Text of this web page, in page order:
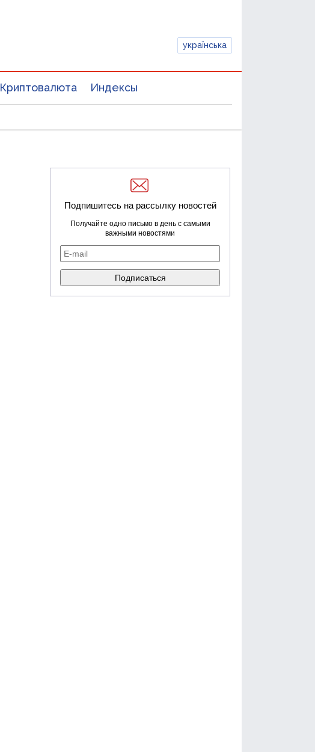
українська
Криптовалюта Индексы
Подпишитесь на рассылку новостей
Получайте одно письмо в день с самыми
важными новостями